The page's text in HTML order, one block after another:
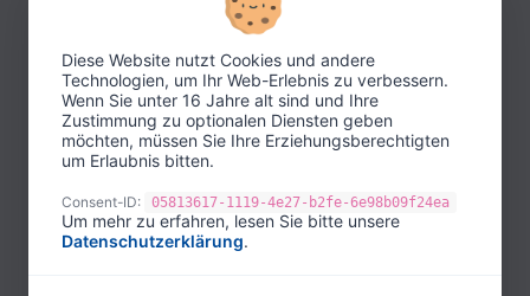
Diese Website nutzt Cookies und andere
Technologien, um Ihr Web-Erlebnis zu verbessern.
Wenn Sie unter 16 Jahre alt sind und Ihre
Zustimmung zu optionalen Diensten geben
möchten, müssen Sie Ihre Erziehungsberechtigten
um Erlaubnis bitten.
Consent-ID: 05813617-1119-4e27-b2fe-6e98b09f24ea
Um mehr zu erfahren, lesen Sie bitte unsere
Datenschutzerklärung.